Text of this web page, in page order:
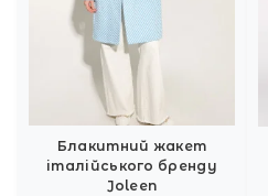
Блакитний жакет
італійського бренду
Joleen